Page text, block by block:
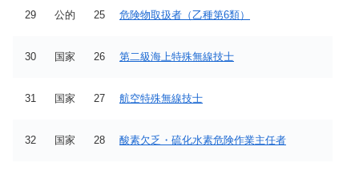
29 公的 25 危険物取扱者（乙種第6類）
30 国家 26 第二級海上特殊無線技士
31 国家 27 航空特殊無線技士
32 国家 28 酸素欠乏・硫化水素危険作業主任者